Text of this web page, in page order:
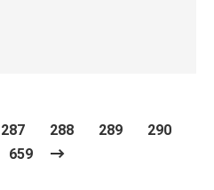
287 288 289
290
659